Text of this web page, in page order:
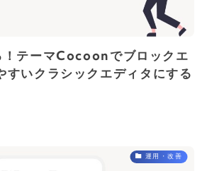
テーマCocoonでブロックエ
すいクラシックエディタにする
運用・改善